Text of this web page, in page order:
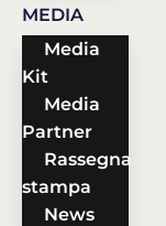
MEDIA
Media
Kit
Media
Partner
Rassegna
stampa
News